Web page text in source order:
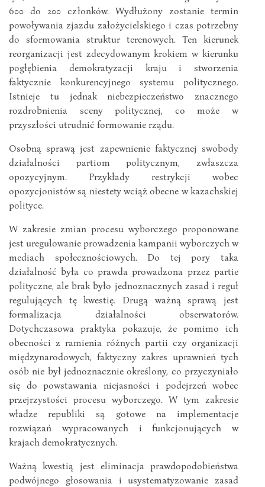
600 do 200 członków. Wydłużony zostanie termin
powoływania zjazdu założycielskiego i czas potrzebny
do sformowania struktur terenowych. Ten kierunek
reorganizacji jest zdecydowanym krokiem w kierunku
pogłębienia demokratyzacji kraju i stworzenia
faktycznie konkurencyjnego systemu politycznego.
Istnieje tu jednak niebezpieczeństwo znacznego
rozdrobnienia sceny politycznej, co może w
przyszłości utrudnić formowanie rządu.
Osobną sprawą jest zapewnienie faktycznej swobody
działalności partiom politycznym, zwłaszcza
opozycyjnym. Przykłady restrykcji wobec
opozycjonistów są niestety wciąż obecne w kazachskiej
polityce.
W zakresie zmian procesu wyborczego proponowane
jest uregulowanie prowadzenia kampanii wyborczych w
mediach społecznościowych. Do tej pory taka
działalność była co prawda prowadzona przez partie
polityczne, ale brak było jednoznacznych zasad i reguł
regulujących tę kwestię. Drugą ważną sprawą jest
formalizacja działalności obserwatorów.
Dotychczasowa praktyka pokazuje, że pomimo ich
obecności z ramienia różnych partii czy organizacji
międzynarodowych, faktyczny zakres uprawnień tych
osób nie był jednoznacznie określony, co przyczyniało
się do powstawania niejasności i podejrzeń wobec
przejrzystości procesu wyborczego. W tym zakresie
władze republiki są gotowe na implementacje
rozwiązań wypracowanych i funkcjonujących w
krajach demokratycznych.
Ważną kwestią jest eliminacja prawdopodobieństwa
podwójnego głosowania i usystematyzowanie zasad